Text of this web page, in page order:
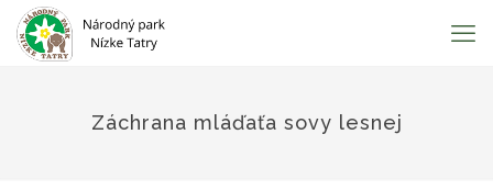
Záchrana mláďaťa sovy lesnej